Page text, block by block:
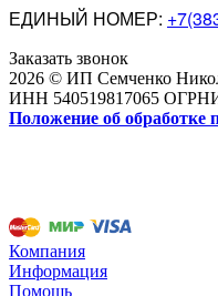
ЕДИНЫЙ НОМЕР:
Заказать звонок
2026 © ИП Семченко
ИНН 540519817065
Положение об обработке
Компания
Информация
Помощь